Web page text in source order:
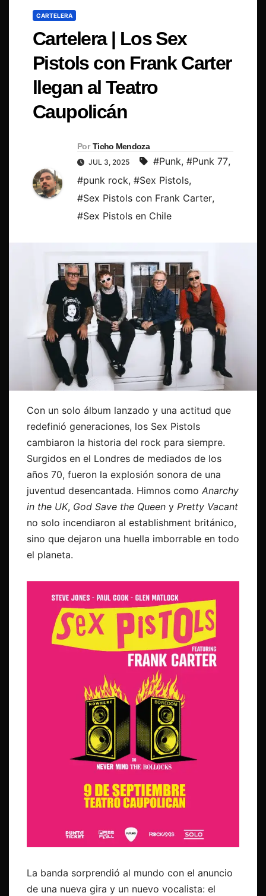
CARTELERA
Cartelera | Los Sex
Pistols con Frank Carter
llegan al Teatro
Caupolicán
Por Ticho Mendoza
JUL 3, 2025 #Punk, #Punk 77,
#punk rock, #Sex Pistols,
#Sex Pistols con Frank Carter,
#Sex Pistols en Chile
Con un solo álbum lanzado y una actitud que
redefinió generaciones, los Sex Pistols
cambiaron la historia del rock para siempre.
Surgidos en el Londres de mediados de los
años 70, fueron la explosión sonora de una
juventud desencantada. Himnos como Anarchy
in the UK, God Save the Queen y Pretty Vacant
no solo incendiaron al establishment británico,
sino que dejaron una huella imborrable en todo
el planeta.
La banda sorprendió al mundo con el anuncio
de una nueva gira y un nuevo vocalista: el